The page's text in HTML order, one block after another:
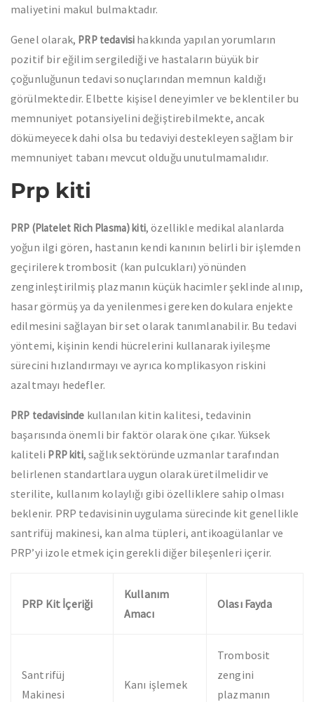
maliyetini makul bulmaktadır.
Genel olarak, PRP tedavisi hakkında yapılan yorumların
pozitif bir eğilim sergilediği ve hastaların büyük bir
çoğunluğunun tedavi sonuçlarından memnun kaldığı
görülmektedir. Elbette kişisel deneyimler ve beklentiler bu
memnuniyet potansiyelini değiştirebilmekte, ancak
dökümeyecek dahi olsa bu tedaviyi destekleyen sağlam bir
memnuniyet tabanı mevcut olduğu unutulmamalıdır.
Prp kiti
PRP (Platelet Rich Plasma) kiti, özellikle medikal alanlarda
yoğun ilgi gören, hastanın kendi kanının belirli bir işlemden
geçirilerek trombosit (kan pulcukları) yönünden
zenginleştirilmiş plazmanın küçük hacimler şeklinde alınıp,
hasar görmüş ya da yenilenmesi gereken dokulara enjekte
edilmesini sağlayan bir set olarak tanımlanabilir. Bu tedavi
yöntemi, kişinin kendi hücrelerini kullanarak iyileşme
sürecini hızlandırmayı ve ayrıca komplikasyon riskini
azaltmayı hedefler.
PRP tedavisinde kullanılan kitin kalitesi, tedavinin
başarısında önemli bir faktör olarak öne çıkar. Yüksek
kaliteli PRP kiti, sağlık sektöründe uzmanlar tarafından
belirlenen standartlara uygun olarak üretilmelidir ve
sterilite, kullanım kolaylığı gibi özelliklere sahip olması
beklenir. PRP tedavisinin uygulama sürecinde kit genellikle
santrifüj makinesi, kan alma tüpleri, antikoagülanlar ve
PRP’yi izole etmek için gerekli diğer bileşenleri içerir.
PRP Kit İçeriği
Kullanım
Amacı
Olası Fayda
Santrifüj
Makinesi
Kanı işlemek
Trombosit
zengini
plazmanın